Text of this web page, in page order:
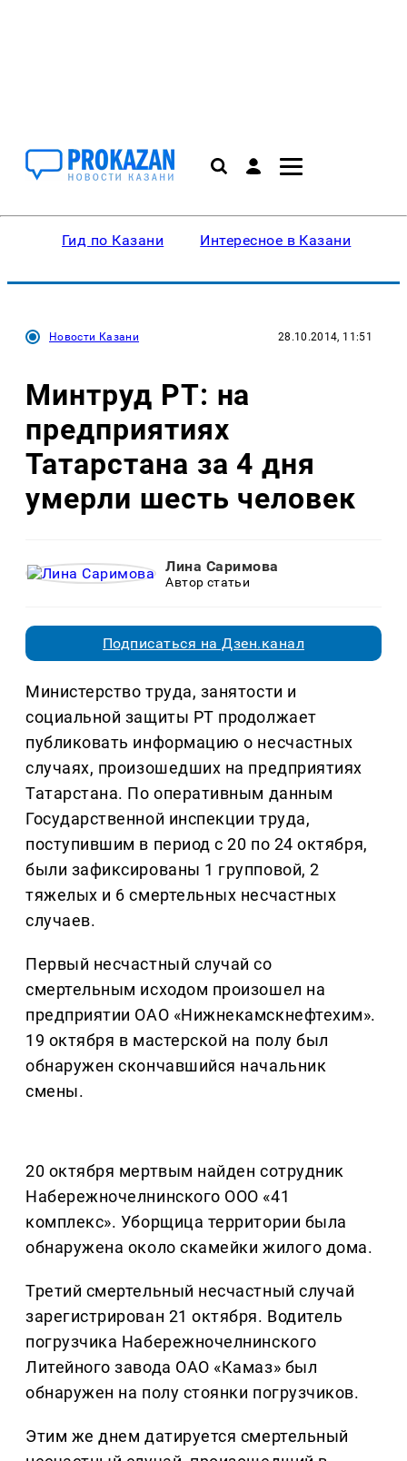
Гид по Казани Интересное в Казани
Новости Казани 28.10.2014, 11:51
Минтруд РТ: на
предприятиях
Татарстана за 4 дня
умерли шесть человек
Лина Саримова
Автор статьи
Подписаться на Дзен.канал
Министерство труда, занятости и
социальной защиты РТ продолжает
публиковать информацию о несчастных
случаях, произошедших на предприятиях
Татарстана. По оперативным данным
Государственной инспекции труда,
поступившим в период с 20 по 24 октября,
были зафиксированы 1 групповой, 2
тяжелых и 6 смертельных несчастных
случаев.
Первый несчастный случай со
смертельным исходом произошел на
предприятии ОАО «Нижнекамскнефтехим».
19 октября в мастерской на полу был
обнаружен скончавшийся начальник
смены.
20 октября мертвым найден сотрудник
Набережночелнинского ООО «41
комплекс». Уборщица территории была
обнаружена около скамейки жилого дома.
Третий смертельный несчастный случай
зарегистрирован 21 октября. Водитель
погрузчика Набережночелнинского
Литейного завода ОАО «Камаз» был
обнаружен на полу стоянки погрузчиков.
Этим же днем датируется смертельный